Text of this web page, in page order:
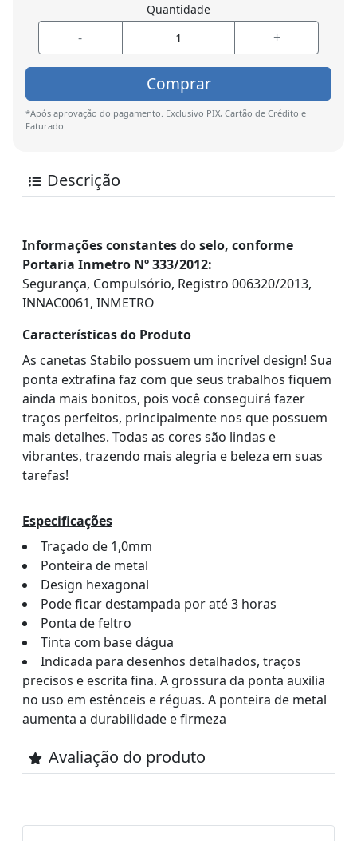
Quantidade
- +
Comprar
*Após aprovação do pagamento. Exclusivo PIX, Cartão de Crédito e
Faturado
Descrição
Informações constantes do selo, conforme
Portaria Inmetro Nº 333/2012:
Segurança, Compulsório, Registro 006320/2013,
INNAC0061, INMETRO
Características do Produto
As canetas Stabilo possuem um incrível design! Sua
ponta extrafina faz com que seus trabalhos fiquem
ainda mais bonitos, pois você conseguirá fazer
traços perfeitos, principalmente nos que possuem
mais detalhes. Todas as cores são lindas e
vibrantes, trazendo mais alegria e beleza em suas
tarefas!
Especificações
Traçado de 1,0mm
Ponteira de metal
Design hexagonal
Pode ficar destampada por até 3 horas
Ponta de feltro
Tinta com base dágua
Indicada para desenhos detalhados, traços
precisos e escrita fina. A grossura da ponta auxilia
no uso em estênceis e réguas. A ponteira de metal
aumenta a durabilidade e firmeza
Avaliação do produto